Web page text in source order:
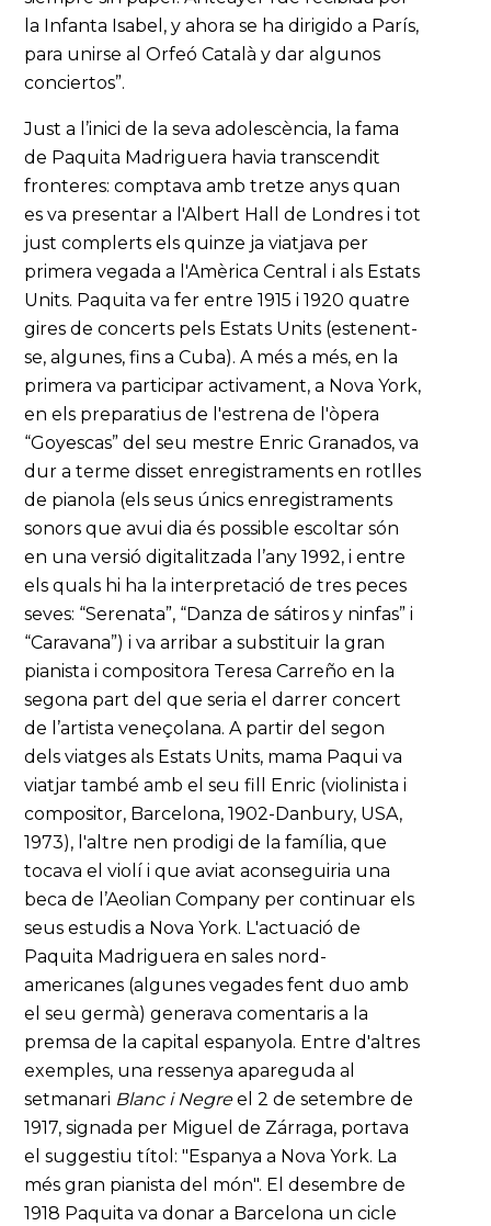
la Infanta Isabel, y ahora se ha dirigido a París,
para unirse al Orfeó Català y dar algunos
conciertos”.
Just a l’inici de la seva adolescència, la fama
de Paquita Madriguera havia transcendit
fronteres: comptava amb tretze anys quan
es va presentar a l'Albert Hall de Londres i tot
just complerts els quinze ja viatjava per
primera vegada a l'Amèrica Central i als Estats
Units. Paquita va fer entre 1915 i 1920 quatre
gires de concerts pels Estats Units (estenent-
se, algunes, fins a Cuba). A més a més, en la
primera va participar activament, a Nova York,
en els preparatius de l'estrena de l'òpera
“Goyescas” del seu mestre Enric Granados, va
dur a terme disset enregistraments en rotlles
de pianola (els seus únics enregistraments
sonors que avui dia és possible escoltar són
en una versió digitalitzada l’any 1992, i entre
els quals hi ha la interpretació de tres peces
seves: “Serenata”, “Danza de sátiros y ninfas” i
“Caravana”) i va arribar a substituir la gran
pianista i compositora Teresa Carreño en la
segona part del que seria el darrer concert
de l’artista veneçolana. A partir del segon
dels viatges als Estats Units, mama Paqui va
viatjar també amb el seu fill Enric (violinista i
compositor, Barcelona, 1902-Danbury, USA,
1973), l'altre nen prodigi de la família, que
tocava el violí i que aviat aconseguiria una
beca de l’Aeolian Company per continuar els
seus estudis a Nova York. L'actuació de
Paquita Madriguera en sales nord-
americanes (algunes vegades fent duo amb
el seu germà) generava comentaris a la
premsa de la capital espanyola. Entre d'altres
exemples, una ressenya apareguda al
setmanari Blanc i Negreel 2 de setembre de
1917, signada per Miguel de Zárraga, portava
el suggestiu títol: "Espanya a Nova York. La
més gran pianista del món". El desembre de
1918 Paquita va donar a Barcelona un cicle